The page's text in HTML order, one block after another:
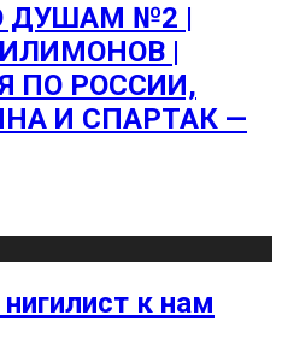
ДУШАМ №2 |
|
ПО РОССИИ,
И СПАРТАК —
к нам